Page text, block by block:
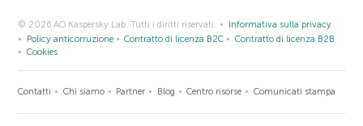
© 2026 AO Kaspersky Lab. Tutti i diritti riservati.
Informativa sulla privacy
Policy anticorruzione
Contratto di licenza B2C
Contratto di licenza B2B
Cookies
Contatti Chi siamo Partner Blog Centro risorse Comunicati stampa